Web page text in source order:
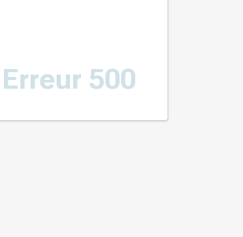
Erreur 500